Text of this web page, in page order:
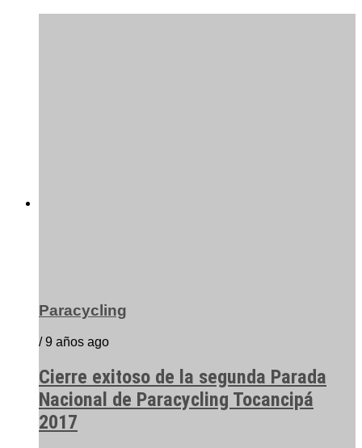
Paracycling
/ 9 años ago
Cierre exitoso de la segunda Parada
Nacional de Paracycling Tocancipá
2017